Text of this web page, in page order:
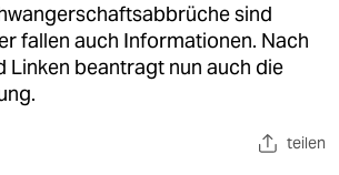
sind
fallen auch Informationen. Nach
Linken beantragt nun auch die
teilen